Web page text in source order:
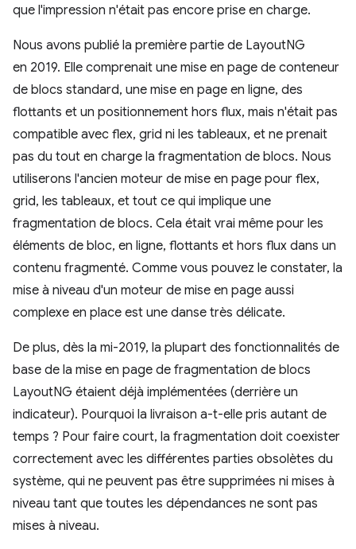
que l'impression n'était pas encore prise en charge.
Nous avons publié la première partie de LayoutNG
en 2019. Elle comprenait une mise en page de conteneur
de blocs standard, une mise en page en ligne, des
flottants et un positionnement hors flux, mais n'était pas
compatible avec flex, grid ni les tableaux, et ne prenait
pas du tout en charge la fragmentation de blocs. Nous
utiliserons l'ancien moteur de mise en page pour flex,
grid, les tableaux, et tout ce qui implique une
fragmentation de blocs. Cela était vrai même pour les
éléments de bloc, en ligne, flottants et hors flux dans un
contenu fragmenté. Comme vous pouvez le constater, la
mise à niveau d'un moteur de mise en page aussi
complexe en place est une danse très délicate.
De plus, dès la mi-2019, la plupart des fonctionnalités de
base de la mise en page de fragmentation de blocs
LayoutNG étaient déjà implémentées (derrière un
indicateur). Pourquoi la livraison a-t-elle pris autant de
temps ? Pour faire court, la fragmentation doit coexister
correctement avec les différentes parties obsolètes du
système, qui ne peuvent pas être supprimées ni mises à
niveau tant que toutes les dépendances ne sont pas
mises à niveau.